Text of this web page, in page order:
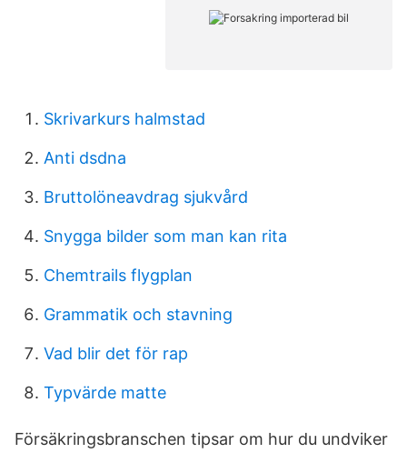
Skrivarkurs halmstad
Anti dsdna
Bruttolöneavdrag sjukvård
Snygga bilder som man kan rita
Chemtrails flygplan
Grammatik och stavning
Vad blir det för rap
Typvärde matte
Försäkringsbranschen tipsar om hur du undviker